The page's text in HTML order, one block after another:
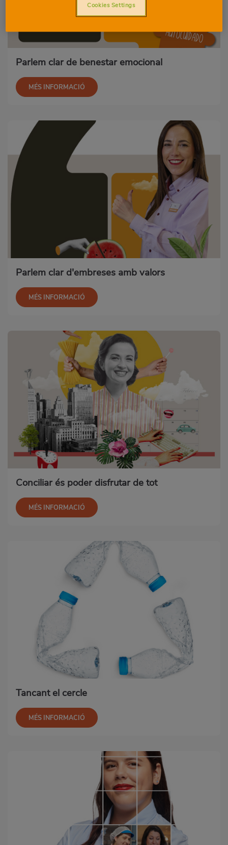
Parlem clar de benestar emocional
MÉS INFORMACIÓ
Parlem clar d'embreses amb valors
MÉS INFORMACIÓ
Conciliar és poder disfrutar de tot
MÉS INFORMACIÓ
Tancant el cercle
MÉS INFORMACIÓ
Cookies Settings